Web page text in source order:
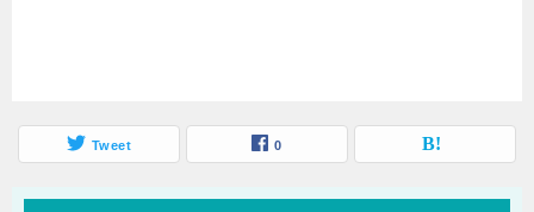
Tweet 0